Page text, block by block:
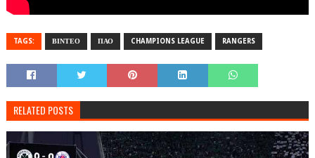
TAGS: ΒΙΝΤΕΟ ΠΑΟ CHAMPIONS LEAGUE RANGERS
RELATED POSTS